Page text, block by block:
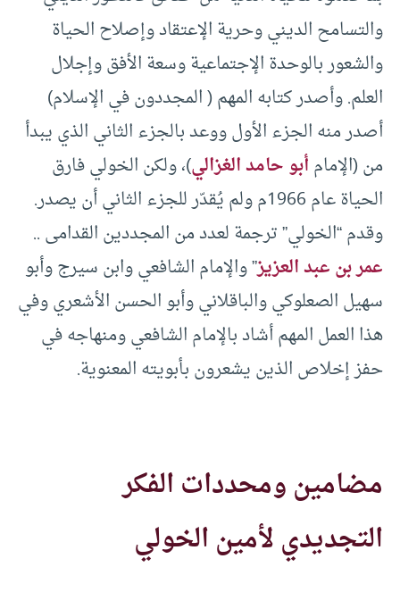
والتسامح الديني وحرية الإعتقاد وإصلاح الحياة
والشعور بالوحدة الإجتماعية وسعة الأفق وإجلال
العلم. وأصدر كتابه المهم ( المجددون في الإسلام)
أصدر منه الجزء الأول ووعد بالجزء الثاني الذي يبدأ
من (الإمامأبو حامد الغزالي)، ولكن الخولي فارق
الحياة عام 1966م ولم يُقدّر للجزء الثاني أن يصدر.
وقدم “الخولي” ترجمة لعدد من المجددين القدامى ..
عمر بن عبد العزيز” والإمام الشافعي وابن سيرج وأبو
سهيل الصعلوكي والباقلاني وأبو الحسن الأشعري وفي
هذا العمل المهم أشاد بالإمام الشافعي ومنهاجه في
حفز إخلاص الذين يشعرون بأبويته المعنوية.
مضامين ومحددات الفكر
التجديدي لأمين الخولي